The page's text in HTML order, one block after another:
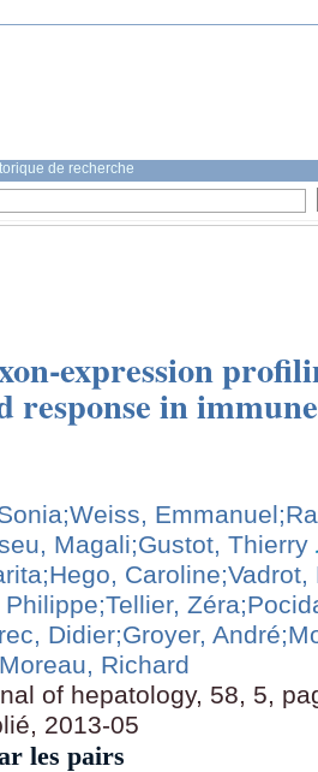
de recherche
expression
response in
;Weiss, Emmanuel
Magali;Gustot, Thierry
;Hego, Caroline;Vadrot,
Philippe;Tellier, Zéra
Didier;Groyer, André
Richard
of hepatology, 58, 5,
2013-05
les pairs